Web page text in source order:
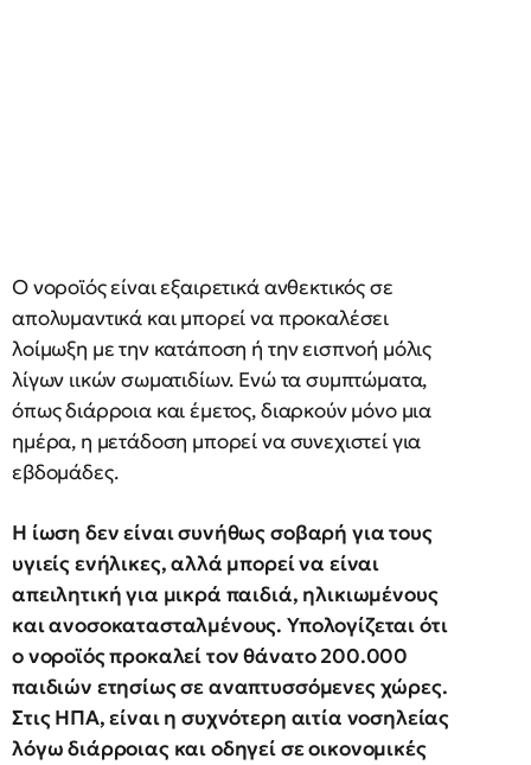
Ο νοροϊός είναι εξαιρετικά ανθεκτικός σε
απολυμαντικά και μπορεί να προκαλέσει
λοίμωξη με την κατάποση ή την εισπνοή μόλις
λίγων ιικών σωματιδίων. Ενώ τα συμπτώματα,
όπως διάρροια και έμετος, διαρκούν μόνο μια
ημέρα, η μετάδοση μπορεί να συνεχιστεί για
εβδομάδες.
Η ίωση δεν είναι συνήθως σοβαρή για τους
υγιείς ενήλικες, αλλά μπορεί να είναι
απειλητική για μικρά παιδιά, ηλικιωμένους
και ανοσοκατασταλμένους. Υπολογίζεται ότι
ο νοροϊός προκαλεί τον θάνατο 200.000
παιδιών ετησίως σε αναπτυσσόμενες χώρες.
Στις ΗΠΑ, είναι η συχνότερη αιτία νοσηλείας
λόγω διάρροιας και οδηγεί σε οικονομικές